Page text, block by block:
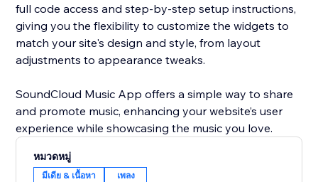
full code access and step-by-step setup instructions,
giving you the flexibility to customize the widgets to
match your site's design and style, from layout
adjustments to appearance tweaks.
SoundCloud Music App offers a simple way to share
and promote music, enhancing your website’s user
หมวดหมู่
มีเดีย & เนื้อหา เพลง